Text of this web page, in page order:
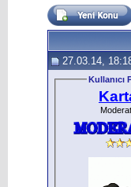
27.03.14,
Kullanıcı